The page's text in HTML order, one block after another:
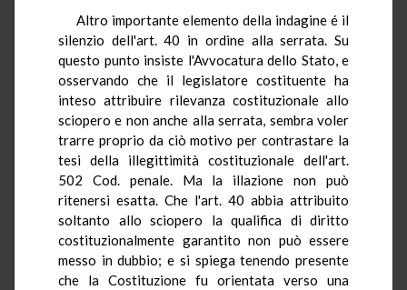
Altro importante elemento della indagine é il
silenzio dell'art. 40 in ordine alla serrata. Su
questo punto insiste l'Avvocatura dello Stato, e
osservando che il legislatore costituente ha
inteso attribuire rilevanza costituzionale allo
sciopero e non anche alla serrata, sembra voler
trarre proprio da ciò motivo per contrastare la
tesi della illegittimità costituzionale dell'art.
502 Cod. penale. Ma la illazione non può
ritenersi esatta. Che l'art. 40 abbia attribuito
soltanto allo sciopero la qualifica di diritto
costituzionalmente garantito non può essere
messo in dubbio; e si spiega tenendo presente
che la Costituzione fu orientata verso una